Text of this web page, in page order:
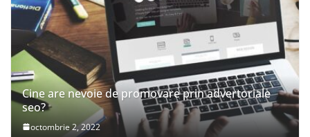
Cine are nevoie de promovare prin advertoriale
seo?
octombrie 2, 2022